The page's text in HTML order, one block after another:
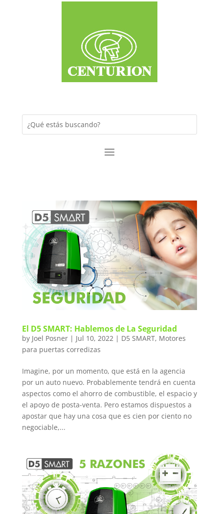
El D5 SMART: Hablemos de La Seguridad
by Joel Posner| Jul 10, 2022| D5 SMART, Motores
para puertas corredizas
Imagine, por un momento, que está en la agencia
por un auto nuevo. Probablemente tendrá en cuenta
aspectos como el ahorro de combustible, el espacio y
el apoyo de posta-venta. Pero estamos dispuestos a
apostar que hay una cosa que es cien por ciento no
negociable,...